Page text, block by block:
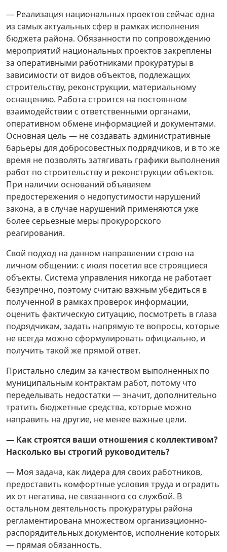
— Реализация национальных проектов сейчас одна
из самых актуальных сфер в рамках исполнения
бюджета района. Обязанности по сопровождению
мероприятий национальных проектов закреплены
за оперативными работниками прокуратуры в
зависимости от видов объектов, подлежащих
строительству, реконструкции, материальному
оснащению. Работа строится на постоянном
взаимодействии с ответственными органами,
оперативном обмене информацией и документами.
Основная цель — не создавать административные
барьеры для добросовестных подрядчиков, и в то же
время не позволять затягивать графики выполнения
работ по строительству и реконструкции объектов.
При наличии оснований объявляем
предостережения о недопустимости нарушений
закона, а в случае нарушений применяются уже
более серьезные меры прокурорского
реагирования.
Свой подход на данном направлении строю на
личном общении: с июля посетил все строящиеся
объекты. Система управления никогда не работает
безупречно, поэтому считаю важным убедиться в
полученной в рамках проверок информации,
оценить фактическую ситуацию, посмотреть в глаза
подрядчикам, задать напрямую те вопросы, которые
не всегда можно сформулировать официально, и
получить такой же прямой ответ.
Пристально следим за качеством выполненных по
муниципальным контрактам работ, потому что
переделывать недостатки — значит, дополнительно
тратить бюджетные средства, которые можно
направить на другие, не менее важные цели.
— Как строятся ваши отношения с коллективом?
Насколько вы строгий руководитель?
— Моя задача, как лидера для своих работников,
предоставить комфортные условия труда и оградить
их от негатива, не связанного со службой. В
остальном деятельность прокуратуры района
регламентирована множеством организационно-
распорядительных документов, исполнение которых
— прямая обязанность.